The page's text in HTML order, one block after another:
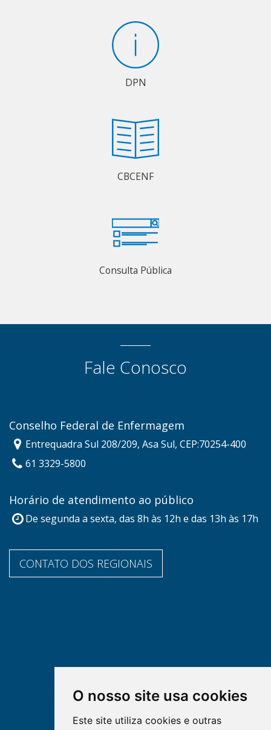
O nosso site usa cookies
Este site utiliza cookies e outras
DPN
CBCENF
Consulta Pública
Fale Conosco
Conselho Federal de Enfermagem
Entrequadra Sul 208/209, Asa Sul, CEP:70254-400
61 3329-5800
Horário de atendimento ao público
De segunda a sexta, das 8h às 12h e das 13h às 17h
CONTATO DOS REGIONAIS